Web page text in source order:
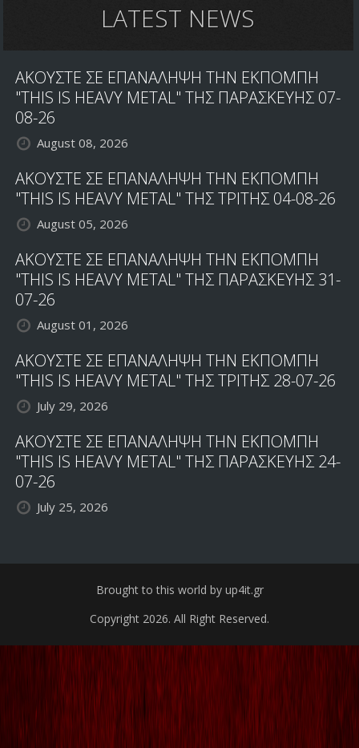
LATEST NEWS
ΑΚΟΥΣΤΕ ΣΕ ΕΠΑΝΑΛΗΨΗ ΤΗΝ ΕΚΠΟΜΠΗ
"THIS IS HEAVY METAL" ΤΗΣ ΠΑΡΑΣΚΕΥΗΣ 07-
08-26
August 08, 2026
ΑΚΟΥΣΤΕ ΣΕ ΕΠΑΝΑΛΗΨΗ ΤΗΝ ΕΚΠΟΜΠΗ
"THIS IS HEAVY METAL" ΤΗΣ ΤΡΙΤΗΣ 04-08-26
August 05, 2026
ΑΚΟΥΣΤΕ ΣΕ ΕΠΑΝΑΛΗΨΗ ΤΗΝ ΕΚΠΟΜΠΗ
"THIS IS HEAVY METAL" ΤΗΣ ΠΑΡΑΣΚΕΥΗΣ 31-
07-26
August 01, 2026
ΑΚΟΥΣΤΕ ΣΕ ΕΠΑΝΑΛΗΨΗ ΤΗΝ ΕΚΠΟΜΠΗ
"THIS IS HEAVY METAL" ΤΗΣ ΤΡΙΤΗΣ 28-07-26
July 29, 2026
ΑΚΟΥΣΤΕ ΣΕ ΕΠΑΝΑΛΗΨΗ ΤΗΝ ΕΚΠΟΜΠΗ
"THIS IS HEAVY METAL" ΤΗΣ ΠΑΡΑΣΚΕΥΗΣ 24-
07-26
July 25, 2026
Brought to this world by up4it.gr
Copyright 2026. All Right Reserved.